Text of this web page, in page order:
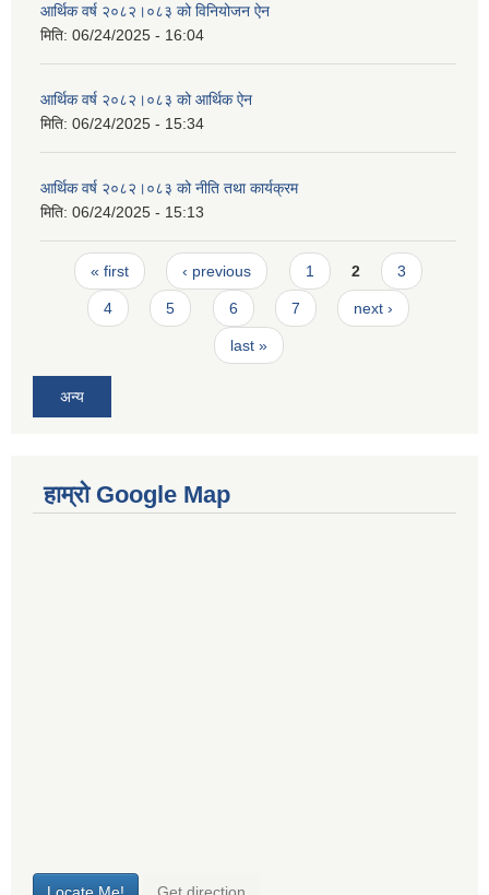
आर्थिक वर्ष २०८२।०८३ को विनियोजन ऐन
मिति: 06/24/2025 - 16:04
आर्थिक वर्ष २०८२।०८३ को आर्थिक ऐन
मिति: 06/24/2025 - 15:34
आर्थिक वर्ष २०८२।०८३ को नीति तथा कार्यक्रम
मिति: 06/24/2025 - 15:13
Pages
« first ‹ previous 1 2 3
4 5 6 7 next ›
last »
अन्य
हाम्रो Google Map